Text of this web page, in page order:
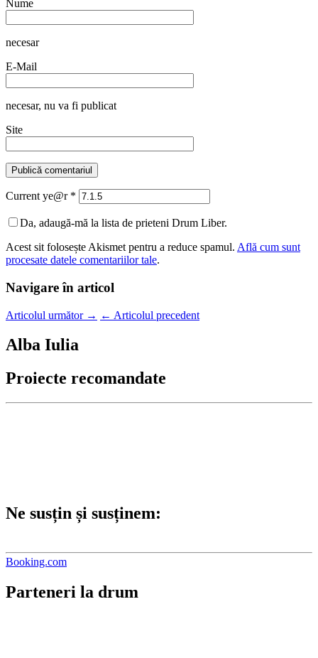
Nume
necesar
E-Mail
necesar, nu va fi publicat
Site
Current ye@r *
Da, adaugă-mă la lista de prieteni Drum Liber.
Acest sit folosește Akismet pentru a reduce spamul. Află cum sunt
procesate datele comentariilor tale.
Navigare în articol
Articolul următor → ← Articolul precedent
Alba Iulia
Proiecte recomandate
Ne susțin și susținem:
Booking.com
Parteneri la drum